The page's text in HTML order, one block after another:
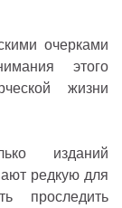
очерками
этого
жизни
изданий
редкую для
проследить